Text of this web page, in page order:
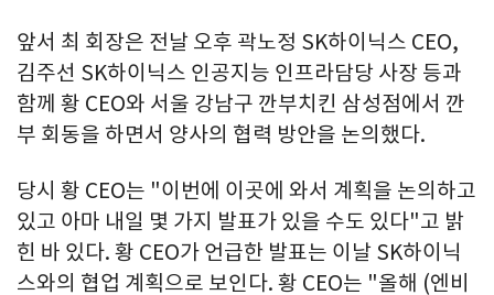
앞서 최 회장은 전날 오후 곽노정 SK하이닉스 CEO,
김주선 SK하이닉스 인공지능 인프라담당 사장 등과
함께 황 CEO와 서울 강남구 깐부치킨 삼성점에서 깐
부 회동을 하면서 양사의 협력 방안을 논의했다.
당시 황 CEO는 "이번에 이곳에 와서 계획을 논의하고
있고 아마 내일 몇 가지 발표가 있을 수도 있다"고 밝
힌 바 있다. 황 CEO가 언급한 발표는 이날 SK하이닉
스와의 협업 계획으로 보인다. 황 CEO는 "올해 (엔비